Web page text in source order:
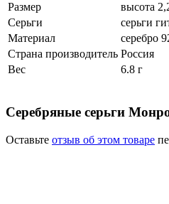
Размер
высота
Серьги
серьги
Материал
серебро
Страна производитель Россия
Вес
6.8 г
Серебряные серьги
Оставьте отзыв об этом товаре